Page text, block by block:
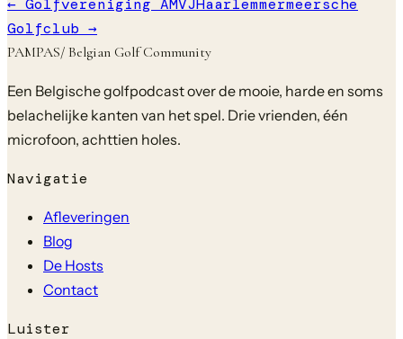
← Golfvereniging AMVJHaarlemmermeersche
Golfclub →
PAMPAS/ Belgian Golf Community
Een Belgische golfpodcast over de mooie, harde en soms
belachelijke kanten van het spel. Drie vrienden, één
microfoon, achttien holes.
Navigatie
Afleveringen
Blog
De Hosts
Contact
Luister